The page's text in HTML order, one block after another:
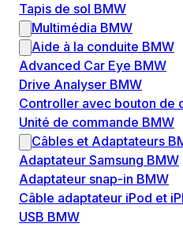
Tapis de sol BMW
Multimédia BMW
Aide à la conduite BMW
Advanced Car Eye BMW
Drive Analyser BMW
Controller avec bouton de
Unité de commande BMW
Câbles et Adaptateurs
Adaptateur Samsung BMW
Adaptateur snap-in BMW
Câble adaptateur iPod et
USB BMW